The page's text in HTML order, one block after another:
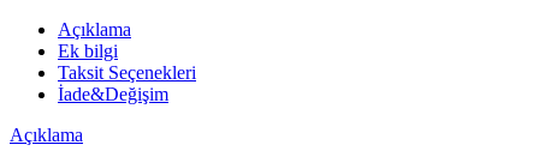
Açıklama
Ek bilgi
Taksit Seçenekleri
İade&Değişim
Açıklama